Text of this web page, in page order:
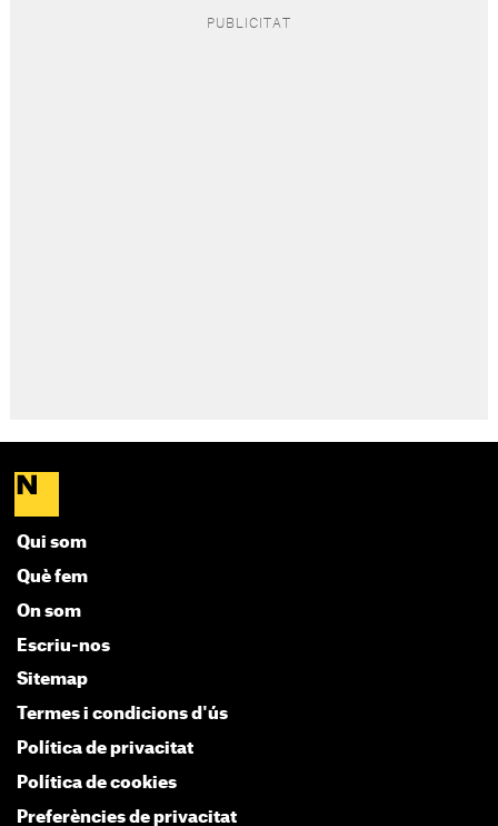
Qui som
Què fem
On som
Escriu-nos
Sitemap
Termes i condicions d'ús
Política de privacitat
Política de cookies
Preferències de privacitat